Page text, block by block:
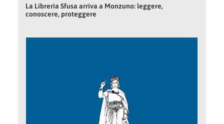
La Libreria Sfusa arriva a Monzuno: leggere,
conoscere, proteggere